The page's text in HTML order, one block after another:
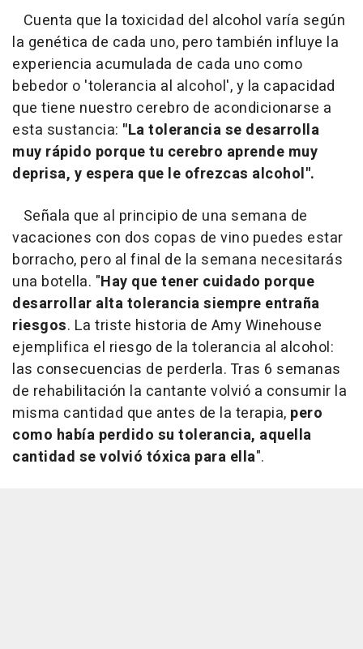
Cuenta que la toxicidad del alcohol varía según
la genética de cada uno, pero también influye la
experiencia acumulada de cada uno como
bebedor o 'tolerancia al alcohol', y la capacidad
que tiene nuestro cerebro de acondicionarse a
esta sustancia: "La tolerancia se desarrolla
muy rápido porque tu cerebro aprende muy
deprisa, y espera que le ofrezcas alcohol".
Señala que al principio de una semana de
vacaciones con dos copas de vino puedes estar
borracho, pero al final de la semana necesitarás
una botella. "Hay que tener cuidado porque
desarrollar alta tolerancia siempre entraña
riesgos. La triste historia de Amy Winehouse
ejemplifica el riesgo de la tolerancia al alcohol:
las consecuencias de perderla. Tras 6 semanas
de rehabilitación la cantante volvió a consumir la
misma cantidad que antes de la terapia, pero
como había perdido su tolerancia, aquella
cantidad se volvió tóxica para ella".